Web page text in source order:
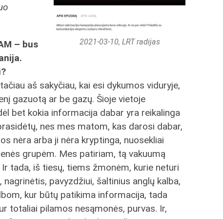
2021-03-10, LRT radijas
– bus
aš sakyčiau, kai esi dykumos viduryje,
gazuotą ar be gazų. Šioje vietoje
bet kokia informacija dabar yra reikalinga
nes mes matom, kas darosi dabar,
nėra arba ji nėra kryptinga, nuosekliai
grupėm. Mes patiriam, tą vakuumą
tada, iš tiesų, tiems žmonėm, kurie neturi
pavyzdžiui, šaltinius anglų kalba,
kur būtų patikima informacija, tada
totaliai pilamos nesąmonės, purvas. Ir,